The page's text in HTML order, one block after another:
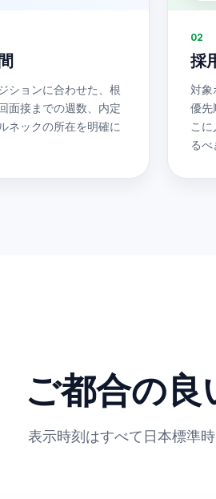
ションに合わせた、根
面接までの週数、内定
ネックの所在を明確に
02
採
対象
優先
こ
るべ
ご都合の
表示時刻はすべて日本標準